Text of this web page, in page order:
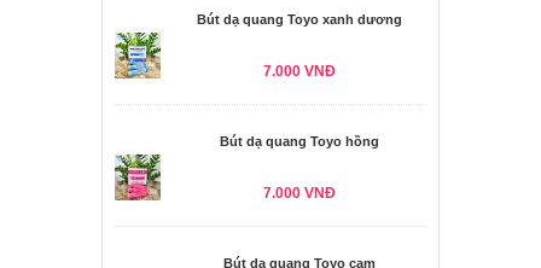
Bút dạ quang Toyo xanh dương
7.000 VNĐ
Bút dạ quang Toyo hồng
7.000 VNĐ
Bút dạ quang Toyo cam